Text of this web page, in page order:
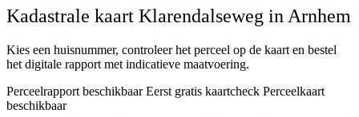
Kadastrale kaart Klarendalseweg in Arnhem
Kies een huisnummer, controleer het perceel op de kaart en bestel
het digitale rapport met indicatieve maatvoering.
Perceelrapport beschikbaar Eerst gratis kaartcheck Perceelkaart
beschikbaar